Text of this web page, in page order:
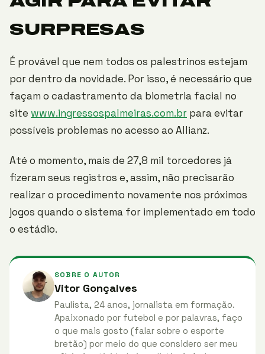
SURPRESAS
É provável que nem todos os palestrinos estejam
por dentro da novidade. Por isso, é necessário que
façam o cadastramento da biometria facial no
site www.ingressospalmeiras.com.br para evitar
possíveis problemas no acesso ao Allianz.
Até o momento, mais de 27,8 mil torcedores já
fizeram seus registros e, assim, não precisarão
realizar o procedimento novamente nos próximos
jogos quando o sistema for implementado em todo
o estádio.
SOBRE O AUTOR
Vitor Gonçalves
Paulista, 24 anos, jornalista em formação.
Apaixonado por futebol e por palavras, faço
o que mais gosto (falar sobre o esporte
bretão) por meio do que considero ser meu